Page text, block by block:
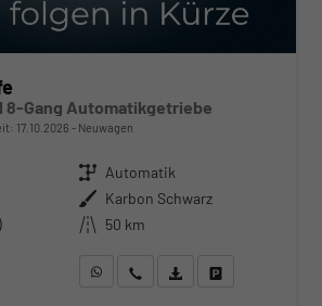
8-Gang Automatikgetriebe
17.10.2026 Neuwagen
Getriebe Automatik
Außenfarbe Karbon Schwarz
Kilometerstand 50 km
WhatsApp anfragen
Wir rufen Sie anFahrzeugexposé (PDF)